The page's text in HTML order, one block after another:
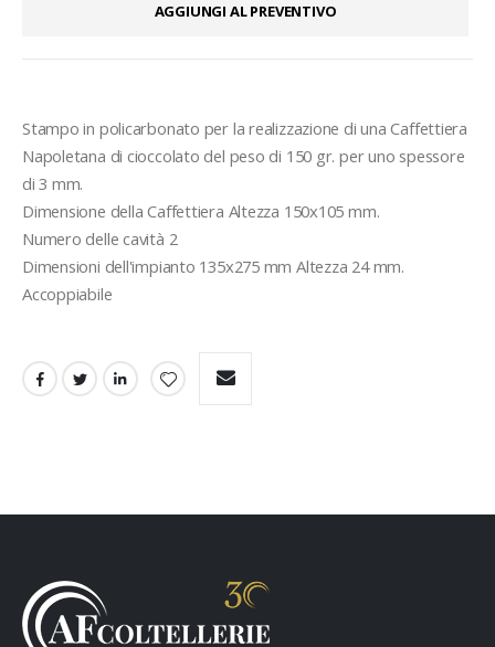
AGGIUNGI AL PREVENTIVO
Stampo in policarbonato per la realizzazione di una Caffettiera
Napoletana di cioccolato del peso di 150 gr. per uno spessore
di 3 mm.
Dimensione della Caffettiera Altezza 150x105 mm.
Numero delle cavità 2
Dimensioni dell'impianto 135x275 mm Altezza 24 mm.
Accoppiabile